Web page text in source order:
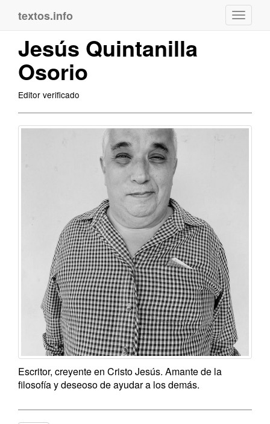
textos.info
Jesús Quintanilla
Osorio
Editor verificado
Escritor, creyente en Cristo Jesús. Amante de la
filosofía y deseoso de ayudar a los demás.